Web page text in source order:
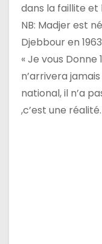
dans la faillite et
NB: Madjer est
Djebbour en
« Je vous Donne
n’arrivera
national, il n’a
,c’est une